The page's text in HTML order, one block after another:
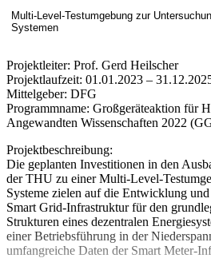
netzdienlichem und marktorientiertem
Hinblick auf angestrebte
in ihren einzelnen Elementen und
Schnittstellen zur Umsetzbarkeit
umfassende technische Umsetzung der
Weitere Informationen zum Projekt
Multi-Level-Testumgebung zur
Systemen
Projektleiter: Prof. Gerd Heilscher
Projektlaufzeit: 01.01.2023 –
Mittelgeber: DFG
Programmname: Großgeräteaktion für
Angewandten Wissenschaften 2022
Projektbeschreibung:
Die geplanten Investitionen in den
der THU zu einer Multi-Level-
Systeme zielen auf die Entwicklung
Smart Grid-Infrastruktur für den
Strukturen eines dezentralen
einer Betriebsführung in der
umfangreiche Daten der Smart Meter-